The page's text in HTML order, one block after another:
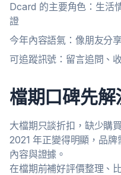
Dcard 的主要角色：生活
證
今年內容語氣：像朋友分
可追蹤訊號：留言追問、
檔期口碑先
大檔期只談折扣，缺少購
2021 年正變得明顯，品
內容與證據。
在檔期前補好評價整理、